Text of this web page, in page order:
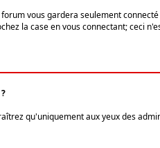
vous gardera seulement
la case en vous connectant; ceci
qu'uniquement aux yeux des